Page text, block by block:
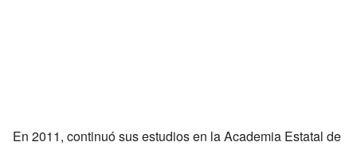
En 2011, continuó sus estudios en la Academia Estatal de